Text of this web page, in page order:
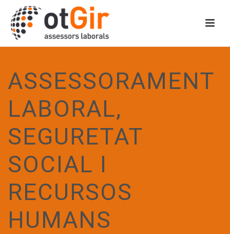
ASSESSORAMENT
LABORAL,
SEGURETAT
SOCIAL I
RECURSOS
HUMANS